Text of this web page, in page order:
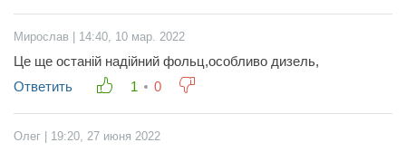
Мирослав | 14:40, 10 мар. 2022
Це ще останій надійний фольц,особливо дизель,
Ответить
1 0
Олег | 19:20, 27 июня 2022